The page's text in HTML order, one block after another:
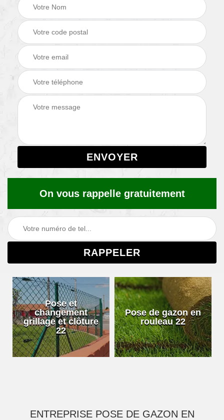
On vous rappelle gratuitement
Pose et
changement
grillage et clôture
22
Pose de gazon en
rouleau 22
ENTREPRISE POSE DE GAZON EN